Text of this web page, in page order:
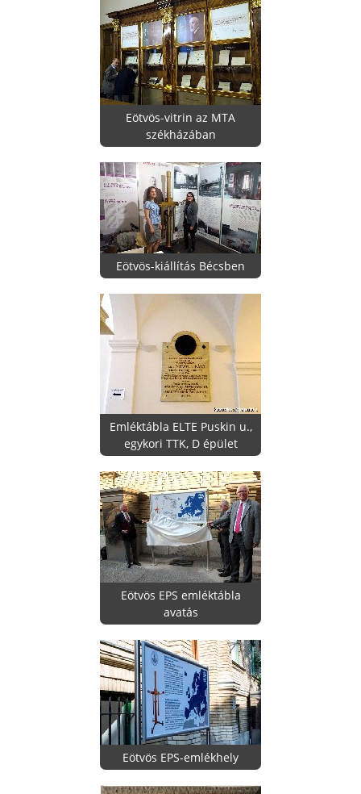
Eötvös-vitrin az MTA
székházában
Eötvös-kiállítás Bécsben
Emléktábla ELTE Puskin u.,
egykori TTK, D épület
Eötvös EPS emléktábla
avatás
Eötvös EPS-emlékhely